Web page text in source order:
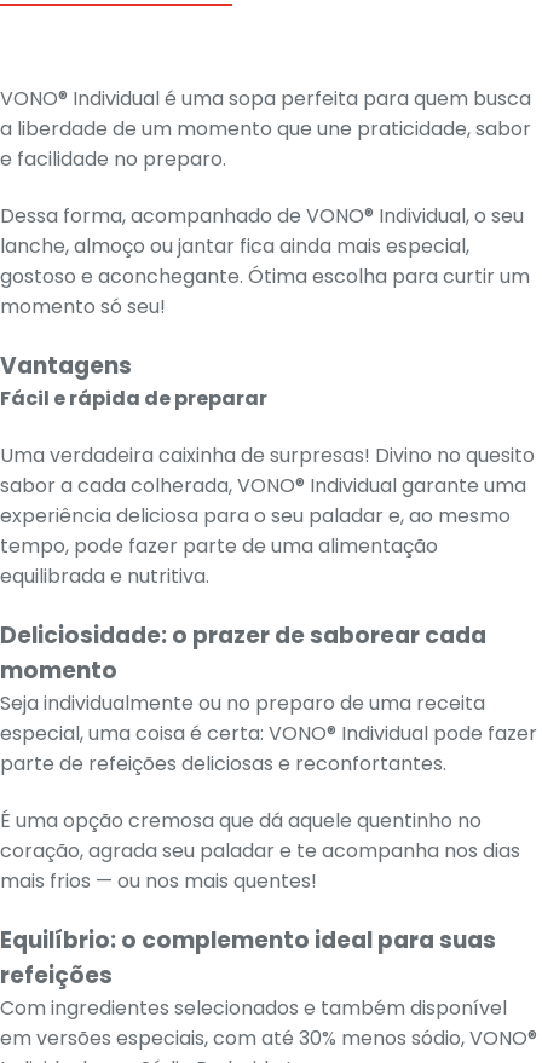
VONO® Individual é uma sopa perfeita para quem busca
a liberdade de um momento que une praticidade, sabor
e facilidade no preparo.
Dessa forma, acompanhado de VONO® Individual, o seu
lanche, almoço ou jantar fica ainda mais especial,
gostoso e aconchegante. Ótima escolha para curtir um
momento só seu!
Vantagens
Fácil e rápida de preparar
Uma verdadeira caixinha de surpresas! Divino no quesito
sabor a cada colherada, VONO® Individual garante uma
experiência deliciosa para o seu paladar e, ao mesmo
tempo, pode fazer parte de uma alimentação
equilibrada e nutritiva.
Deliciosidade: o prazer de saborear cada
momento
Seja individualmente ou no preparo de uma receita
especial, uma coisa é certa: VONO® Individual pode fazer
parte de refeições deliciosas e reconfortantes.
É uma opção cremosa que dá aquele quentinho no
coração, agrada seu paladar e te acompanha nos dias
mais frios — ou nos mais quentes!
Equilíbrio: o complemento ideal para suas
refeições
Com ingredientes selecionados e também disponível
em versões especiais, com até 30% menos sódio, VONO®